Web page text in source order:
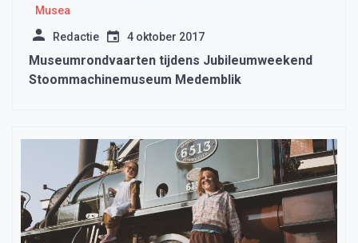
Musea
Redactie 4 oktober 2017
Museumrondvaarten tijdens Jubileumweekend
Stoommachinemuseum Medemblik